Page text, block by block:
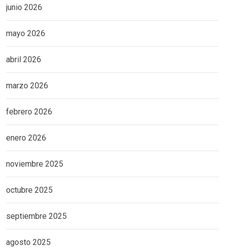
junio 2026
mayo 2026
abril 2026
marzo 2026
febrero 2026
enero 2026
noviembre 2025
octubre 2025
septiembre 2025
agosto 2025